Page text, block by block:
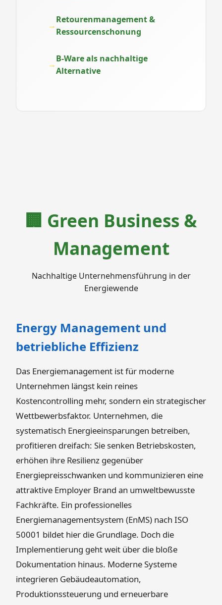
Retourenmanagement &
Ressourcenschonung
B-Ware als nachhaltige
Alternative
🏢 Green Business &
Management
Nachhaltige Unternehmensführung in der
Energiewende
Energy Management und
betriebliche Effizienz
Das Energiemanagement ist für moderne
Unternehmen längst kein reines
Kostencontrolling mehr, sondern ein strategischer
Wettbewerbsfaktor. Unternehmen, die
systematisch Energieeinsparungen betreiben,
profitieren dreifach: Sie senken Betriebskosten,
erhöhen ihre Resilienz gegenüber
Energiepreisschwanken und kommunizieren eine
attraktive Employer Brand an umweltbewusste
Fachkräfte. Ein professionelles
Energiemanagementsystem (EnMS) nach ISO
50001 bildet hier die Grundlage. Doch die
Implementierung geht weit über die bloße
Dokumentation hinaus. Moderne Systeme
integrieren Gebäudeautomation,
Produktionssteuerung und erneuerbare